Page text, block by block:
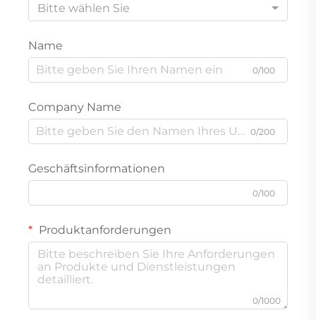
Bitte wählen Sie
Name
0/100
Company Name
0/200
Geschäftsinformationen
0/100
Produktanforderungen
0/1000